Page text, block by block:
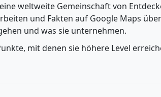
weltweite Gemeinschaft von
und Fakten auf Google Maps
und was sie unternehmen.
mit denen sie höhere Level